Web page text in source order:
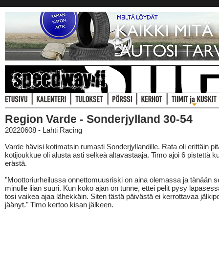
Region Varde - Sonderjylland 30-54
20220608 - Lahti Racing
Varde hävisi kotimatsin rumasti Sonderjyllandille. Rata oli erittäin
kotijoukkue oli alusta asti selkeä altavastaaja. Timo ajoi 6 pistettä
erästä.
"Moottoriurheilussa onnettomuusriski on aina olemassa ja tänään
minulle liian suuri. Kun koko ajan on tunne, ettei pelit pysy
tosi vaikea ajaa lähekkäin. Siten tästä päivästä ei kerrottavaa
jäänyt." Timo kertoo kisan jälkeen.